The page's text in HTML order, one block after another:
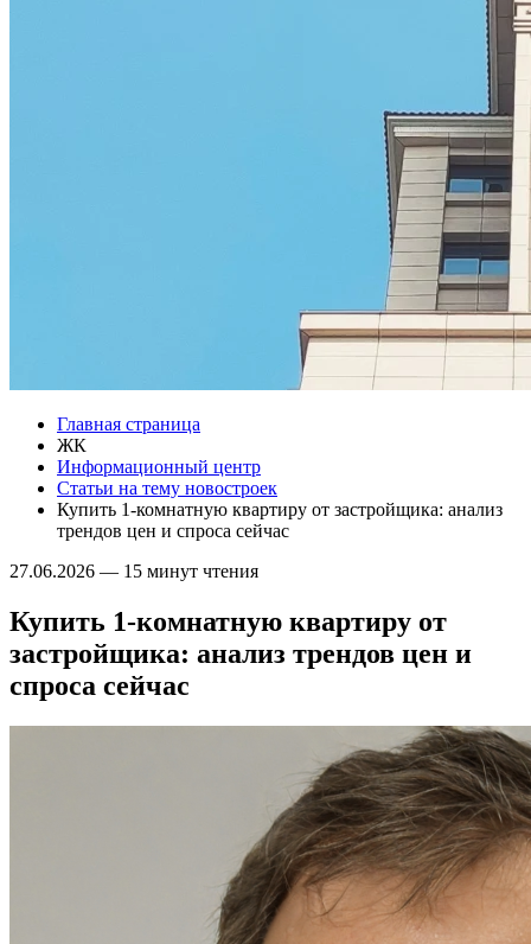
Главная страница
ЖК
Информационный центр
Статьи на тему новостроек
Купить 1-комнатную квартиру от застройщика: анализ
трендов цен и спроса сейчас
27.06.2026 — 15 минут чтения
Купить 1-комнатную квартиру от
застройщика: анализ трендов цен и
спроса сейчас